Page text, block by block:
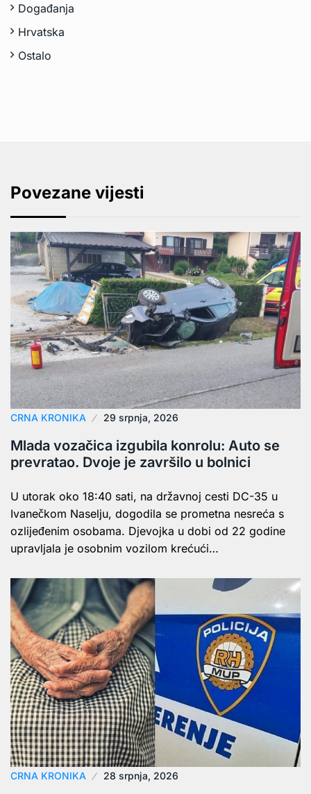
Događanja
Hrvatska
Ostalo
Povezane vijesti
CRNA KRONIKA 29 srpnja, 2026
Mlada vozačica izgubila konrolu: Auto se
prevratao. Dvoje je završilo u bolnici
U utorak oko 18:40 sati, na državnoj cesti DC-35 u
Ivanečkom Naselju, dogodila se prometna nesreća s
ozlijeđenim osobama. Djevojka u dobi od 22 godine
upravljala je osobnim vozilom krećući…
CRNA KRONIKA 28 srpnja, 2026